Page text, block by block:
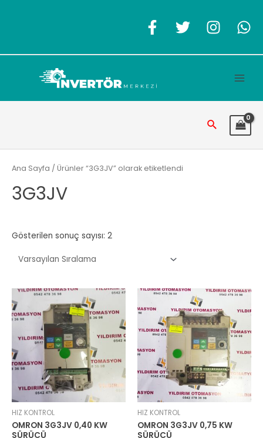
Arama
Ana Sayfa / Ürünler “3G3JV” olarak etiketlendi
3G3JV
Gösterilen sonuç sayısı: 2
HIZ KONTROL
OMRON 3G3JV 0,40 KW
SÜRÜCÜ
HIZ KONTROL
OMRON 3G3JV 0,75 KW
SÜRÜCÜ